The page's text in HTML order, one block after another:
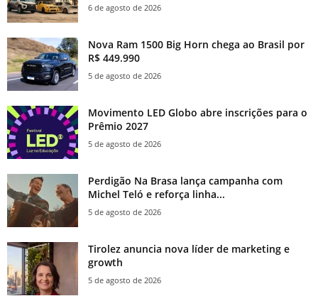
6 de agosto de 2026
Nova Ram 1500 Big Horn chega ao Brasil por
R$ 449.990
5 de agosto de 2026
Movimento LED Globo abre inscrições para o
Prêmio 2027
5 de agosto de 2026
Perdigão Na Brasa lança campanha com
Michel Teló e reforça linha...
5 de agosto de 2026
Tirolez anuncia nova líder de marketing e
growth
5 de agosto de 2026